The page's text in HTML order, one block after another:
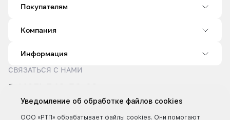
Покупателям
Компания
Информация
СВЯЗАТЬСЯ С НАМИ
8 (495) 540-52-62
sale@rtp.ru
Пн–Пт: 9:00–18:00
Уведомление об обработке файлов cookies
ООО «РТП» обрабатывает файлы cookies. Они помогают